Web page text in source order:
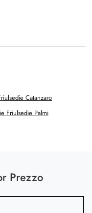
Catanzaro
Friulsedie Palmi
Prezzo